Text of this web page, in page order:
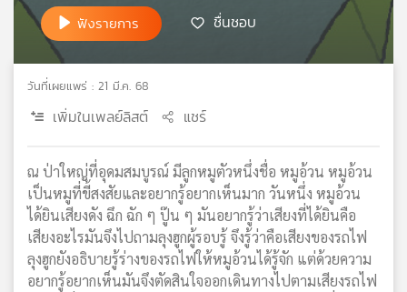
เครือ
ไทย
แผนที่
วิทยุ
เครือ
ข่าย
ฟังรายการ ชื่นชอบ
วันที่เผยแพร่ : 21 มี.ค. 68
เพิ่มในเพลย์ลิสต์ แชร์
ณ ป่าใหญ่ที่อุดมสมบูรณ์ มีลูกหมูตัวหนึ่งชื่อ หมูอ้วน หมูอ้วน
เป็นหมูที่ขี้สงสัยและอยากรู้อยากเห็นมาก วันหนึ่ง หมูอ้วน
ได้ยินเสียงดัง ฉึก ฉัก ๆ ปู๊น ๆ มันอยากรู้ว่าเสียงที่ได้ยินคือ
เสียงอะไรมันจึงไปถามลุงฮูกผู้รอบรู้ จึงรู้ว่าคือเสียงของรถไฟ
ลุงฮูกยังอธิบายรู้ร่างของรถไฟให้หมูอ้วนได้รู้จัก แต่ด้วยความ
อยากรู้อยากเห็นมันจึงตัดสินใจออกเดินทางไปตามเสียงรถไฟ